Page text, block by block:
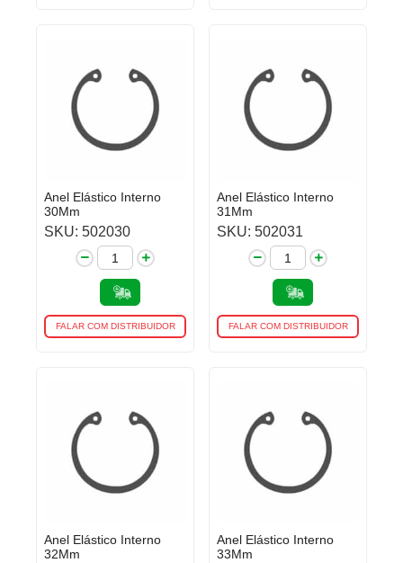
Anel Elástico Interno
30Mm
SKU: 502030
FALAR COM DISTRIBUIDOR
Anel Elástico Interno
31Mm
SKU: 502031
FALAR COM DISTRIBUIDOR
Anel Elástico Interno
32Mm
Anel Elástico Interno
33Mm